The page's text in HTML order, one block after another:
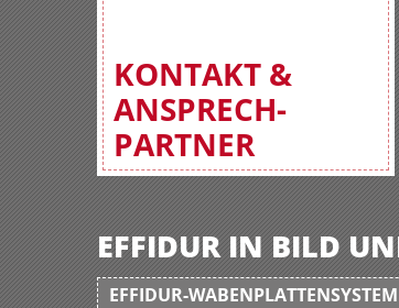
KONTAKT &
ANSPRECH-
PARTNER
EFFIDUR IN BILD
EFFIDUR-